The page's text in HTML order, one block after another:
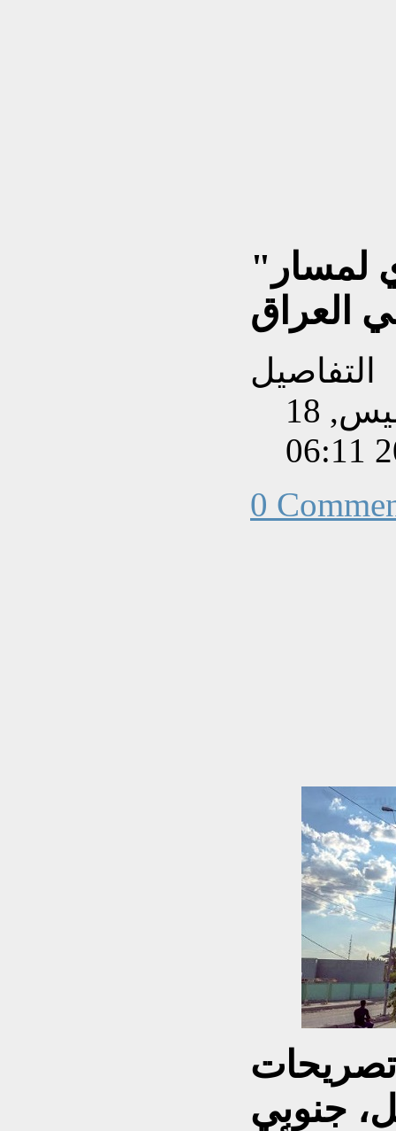
"جرف الصخر" اختبار جدي لمسار
العراق
التفاصيل
تم إنشاءه بتاريخ الخميس, 18
0
تصريحات
جنوبي